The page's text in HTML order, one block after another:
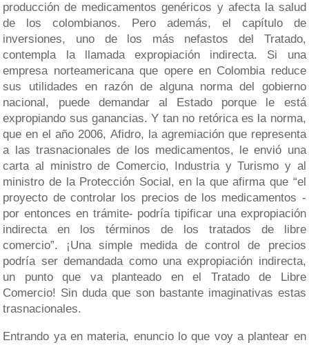
producción de medicamentos genéricos y afecta la salud
de los colombianos. Pero además, el capítulo de
inversiones, uno de los más nefastos del Tratado,
contempla la llamada expropiación indirecta. Si una
empresa norteamericana que opere en Colombia reduce
sus utilidades en razón de alguna norma del gobierno
nacional, puede demandar al Estado porque le está
expropiando sus ganancias. Y tan no retórica es la norma,
que en el año 2006, Afidro, la agremiación que representa
a las trasnacionales de los medicamentos, le envió una
carta al ministro de Comercio, Industria y Turismo y al
ministro de la Protección Social, en la que afirma que “el
proyecto de controlar los precios de los medicamentos -
por entonces en trámite- podría tipificar una expropiación
indirecta en los términos de los tratados de libre
comercio”. ¡Una simple medida de control de precios
podría ser demandada como una expropiación indirecta,
un punto que va planteado en el Tratado de Libre
Comercio! Sin duda que son bastante imaginativas estas
trasnacionales.
Entrando ya en materia, enuncio lo que voy a plantear en